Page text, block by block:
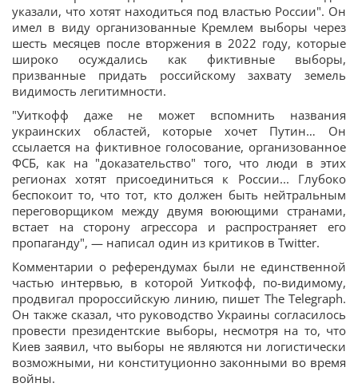
указали, что хотят находиться под властью России". Он
имел в виду организованные Кремлем выборы через
шесть месяцев после вторжения в 2022 году, которые
широко осуждались как фиктивные выборы,
призванные придать российскому захвату земель
видимость легитимности.
"Уиткофф даже не может вспомнить названия
украинских областей, которые хочет Путин… Он
ссылается на фиктивное голосование, организованное
ФСБ, как на "доказательство" того, что люди в этих
регионах хотят присоединиться к России... Глубоко
беспокоит то, что тот, кто должен быть нейтральным
переговорщиком между двумя воюющими странами,
встает на сторону агрессора и распространяет его
пропаганду", — написал один из критиков в Twitter.
Комментарии о референдумах были не единственной
частью интервью, в которой Уиткофф, по-видимому,
продвигал пророссийскую линию, пишет The Telegraph.
Он также сказал, что руководство Украины согласилось
провести президентские выборы, несмотря на то, что
Киев заявил, что выборы не являются ни логистически
возможными, ни конституционно законными во время
войны.